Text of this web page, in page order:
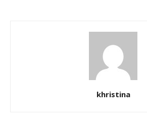
khristina